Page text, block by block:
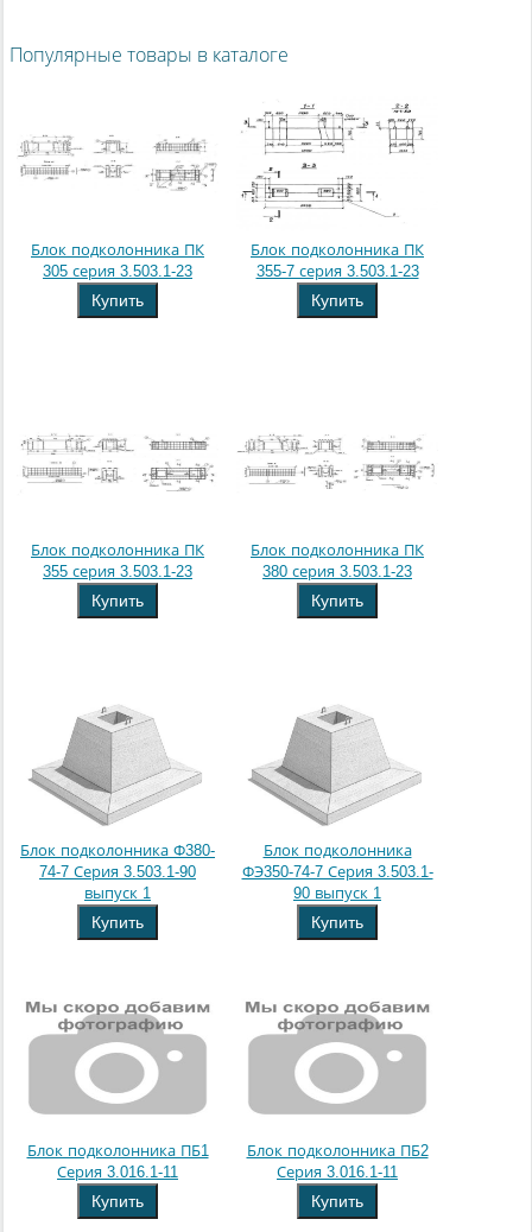
Популярные товары в каталоге
Блок подколонника ПК
305 серия 3.503.1-23
Купить
Блок подколонника ПК
355-7 серия 3.503.1-23
Купить
Блок подколонника ПК
355 серия 3.503.1-23
Купить
Блок подколонника ПК
380 серия 3.503.1-23
Купить
Блок подколонника Ф380-
74-7 Серия 3.503.1-90
выпуск 1
Купить
Блок подколонника
ФЭ350-74-7 Серия 3.503.1-
90 выпуск 1
Купить
Блок подколонника ПБ1
Серия 3.016.1-11
Купить
Блок подколонника ПБ2
Серия 3.016.1-11
Купить